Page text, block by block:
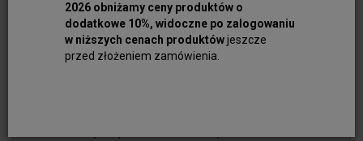
2026 obniżamy ceny produktów o
dodatkowe 10%, widoczne po zalogowaniu
w niższych cenach produktówjeszcze
przed złożeniem zamówienia.
64,00 zł